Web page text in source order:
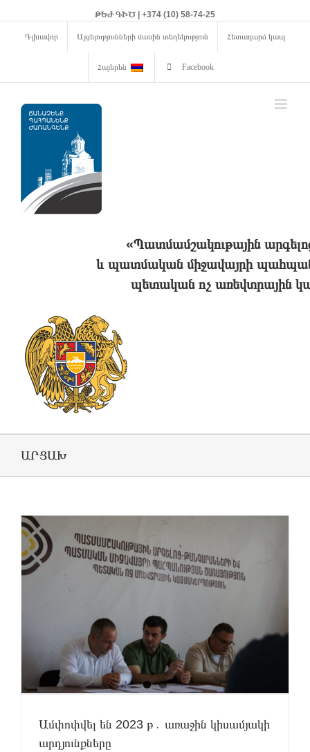
ԹԵԺ ԳԻԾ | +374 (10) 58-74-25
Գլխավոր Այցելությունների մասին տեղեկություն Հետադարձ կապ
Հայերեն Facebook
«Պատմամշակութային
և պատմական միջավայրի
պետական ոչ առեվտրային
ԱՐՑԱԽ
Ամփոփվել են 2023 թ․ առաջին կիսամյակի
արդյունքները